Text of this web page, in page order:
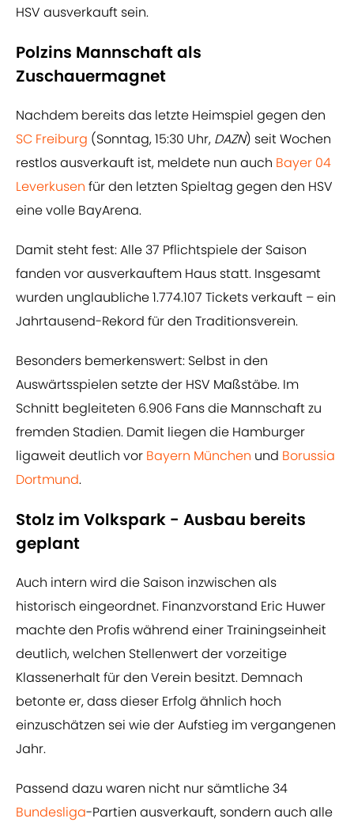
HSV ausverkauft sein.
Polzins Mannschaft als
Zuschauermagnet
Nachdem bereits das letzte Heimspiel gegen den
SC Freiburg (Sonntag, 15:30 Uhr, DAZN) seit Wochen
restlos ausverkauft ist, meldete nun auch Bayer 04
Leverkusen für den letzten Spieltag gegen den HSV
eine volle BayArena.
Damit steht fest: Alle 37 Pflichtspiele der Saison
fanden vor ausverkauftem Haus statt. Insgesamt
wurden unglaubliche 1.774.107 Tickets verkauft – ein
Jahrtausend-Rekord für den Traditionsverein.
Besonders bemerkenswert: Selbst in den
Auswärtsspielen setzte der HSV Maßstäbe. Im
Schnitt begleiteten 6.906 Fans die Mannschaft zu
fremden Stadien. Damit liegen die Hamburger
ligaweit deutlich vor Bayern München und Borussia
Dortmund.
Stolz im Volkspark - Ausbau bereits
geplant
Auch intern wird die Saison inzwischen als
historisch eingeordnet. Finanzvorstand Eric Huwer
machte den Profis während einer Trainingseinheit
deutlich, welchen Stellenwert der vorzeitige
Klassenerhalt für den Verein besitzt. Demnach
betonte er, dass dieser Erfolg ähnlich hoch
einzuschätzen sei wie der Aufstieg im vergangenen
Jahr.
Passend dazu waren nicht nur sämtliche 34
Bundesliga-Partien ausverkauft, sondern auch alle